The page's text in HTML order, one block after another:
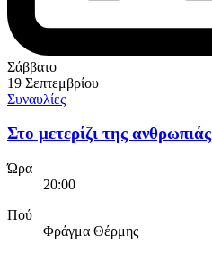
Σάββατο
19 Σεπτεμβρίου
Συναυλίες
Στο μετερίζι της ανθρωπιάς
Ώρα
20:00
Πού
Φράγμα Θέρμης